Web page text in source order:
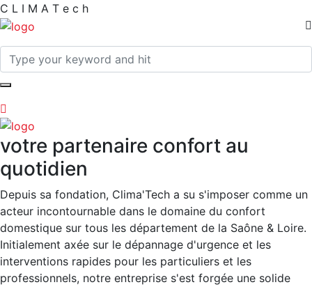
C L I M A T e c h
votre partenaire confort au
quotidien
Depuis sa fondation, Clima'Tech a su s'imposer comme un
acteur incontournable dans le domaine du confort
domestique sur tous les département de la Saône & Loire.
Initialement axée sur le dépannage d'urgence et les
interventions rapides pour les particuliers et les
professionnels, notre entreprise s'est forgée une solide